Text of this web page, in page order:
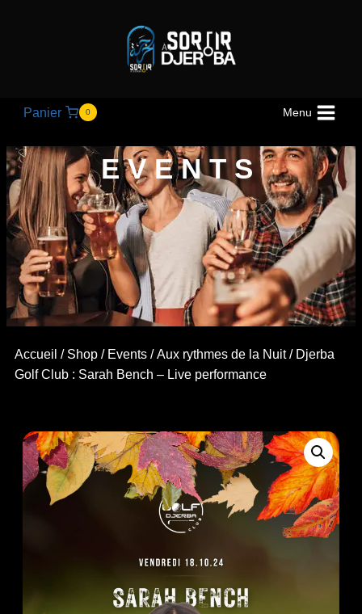
Panier 0 Menu
EVENTS
Accueil / Shop / Events /Aux rythmes de la Nuit/ Djerba
Golf Club : Sarah Bench – Live performance